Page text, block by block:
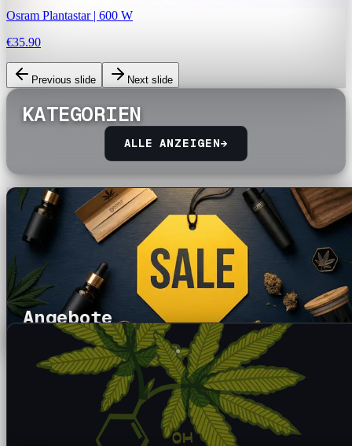
Osram Plantastar | 600 W
€35.90
Previous slide Next slide
KATEGORIEN
ALLE ANZEIGEN→
Angebote